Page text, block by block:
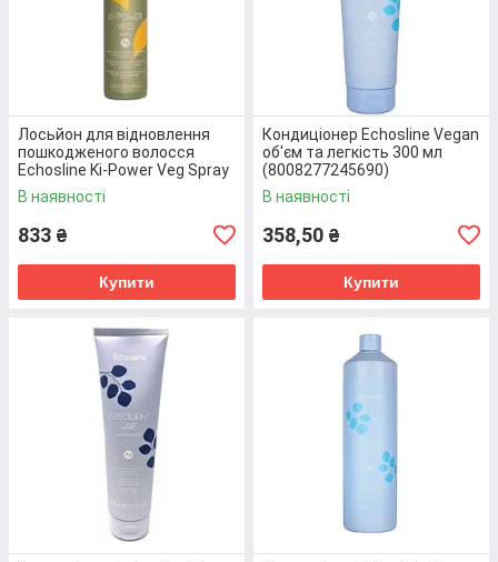
В "E-MAG" ПРИДБАТИ МАСКИ ДЛЯ РОСТУ
ВОЛОССЯ НАЙБІЛЬШ ВИГІДНО!
ПЕРЕВАГИ У ЦІНІ
Ми являємся офіційним дилером провідних
вітчизняних та закордонних виробників б'юті
індустрії. Можемо собі дозволити мінімальні
націнки від постачальників і посередників. На
пропоновані масла для волосся та інші засоби ціни
вигідно відрізняються від конкурентів.
Лосьйон для відновлення
пошкодженого волосся
Echosline Ki-Power Veg Spray
200 мл (8008277245287)
В наявності
833 ₴
Купити
Кондиціонер Echosline Vegan
об'єм та легкість 300 мл
(8008277245690)
В наявності
358,50 ₴
Купити